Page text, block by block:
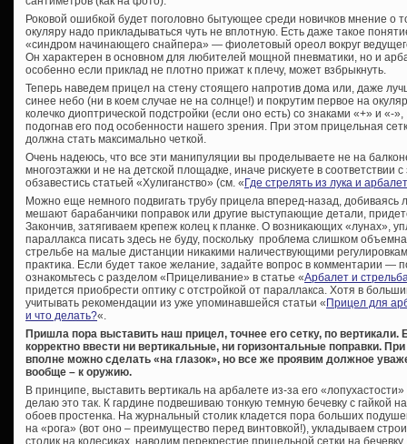
Роковой ошибкой будет поголовно бытующее среди новичков мнение о
окуляру надо прикладываться чуть не вплотную. Есть даже такое
«синдром начинающего снайпера» — фиолетовый ореол вокруг
Он характерен в основном для любителей мощной пневматики, но и
особенно если приклад не плотно прижат к плечу, может взбрыкнуть.
Теперь наведем прицел на стену стоящего напротив дома или, даже
синее небо (ни в коем случае не на солнце!) и покрутим первое на
колечко диоптрической подстройки (если оно есть) со знаками «+» и «-»,
подогнав его под особенности нашего зрения. При этом прицельная
должна стать максимально четкой.
Очень надеюсь, что все эти манипуляции вы проделываете не на
многоэтажки и не на детской площадке, иначе рискуете в соответствии с
обзавестись статьей «Хулиганство» (см. « Где стрелять из лука и
Можно еще немного подвигать трубу прицела вперед-назад, добиваясь
мешают барабанчики поправок или другие выступающие детали,
Закончив, затягиваем крепеж колец к планке. О возникающих «лунах»,
параллакса писать здесь не буду, поскольку проблема слишком
стрельбе на малые дистанции никакими наличествующими
практика. Если будет такое желание, задайте вопрос в комментарии —
ознакомьтесь с разделом «Прицеливание» в статье «Арбалет и
придется приобрести оптику с отстройкой от параллакса. Хотя в
учитывать рекомендации из уже упоминавшейся статьи « Прицел для
и что делать?«.
Пришла пора выставить наш прицел, точнее его сетку, по вертикали.
корректно ввести ни вертикальные, ни горизонтальные поправки.
вполне можно сделать «на глазок», но все же проявим должное
вообще – к оружию.
В принципе, выставить вертикаль на арбалете из-за его
делаю это так. К гардине подвешиваю тонкую темную бечевку с гайкой
обоев простенка. На журнальный столик кладется пора больших
на «рога» (вот оно – преимущество перед винтовкой!), укладываем
столик на колесиках, наводим перекрестие прицельной сетки на